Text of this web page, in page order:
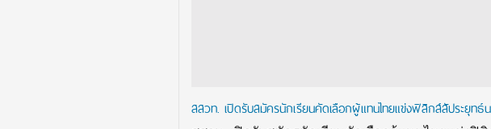
สสวท. เปิดรับสมัครนักเรียนคัดเลือกผู้แทนไทยแข่งฟิสิกส์สัประยุทธ์